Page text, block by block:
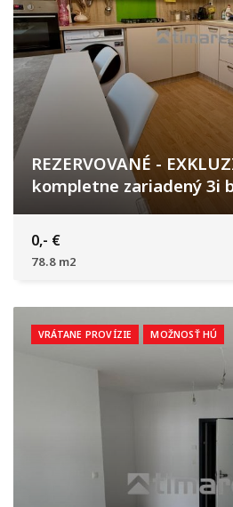
REZERVOVANÉ -
kompletne zariadený 3i
Gen. Goliana, Trnava
0,- €
78.8 m2
VRÁTANE PROVÍZIE MOŽNOSŤ HÚ